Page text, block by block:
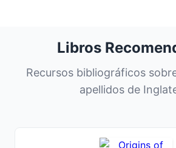
Libros
Recursos bibliográficos
apellidos de